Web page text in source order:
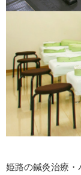
姫路の鍼灸治療・